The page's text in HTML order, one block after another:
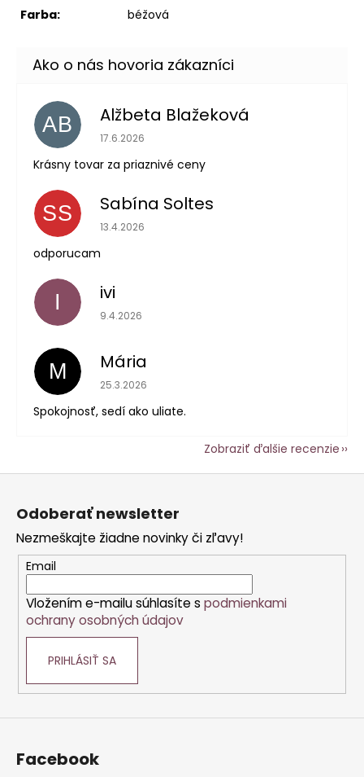
Farba:
béžová
AB Alžbeta Blažeková
Hodnotenie obchodu je 5 z 5 hviezdičiek.
17.6.2026
Krásny tovar za priaznivé ceny
SS Sabína Soltes
Hodnotenie obchodu je 5 z 5 hviezdičiek.
13.4.2026
odporucam
I ivi
Hodnotenie obchodu je 5 z 5 hviezdičiek.
9.4.2026
M Mária
Hodnotenie obchodu je 5 z 5 hviezdičiek.
25.3.2026
Spokojnosť, sedí ako uliate.
Zobraziť ďalšie recenzie
Z
Odoberať newsletter
Nezmeškajte žiadne novinky či zľavy!
Email
Vložením e-mailu súhlasíte s podmienkami
ochrany osobných údajov
PRIHLÁSIŤ SA
Facebook